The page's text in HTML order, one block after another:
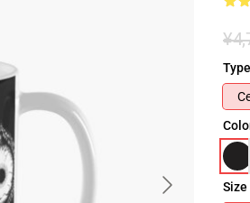
Type
Size